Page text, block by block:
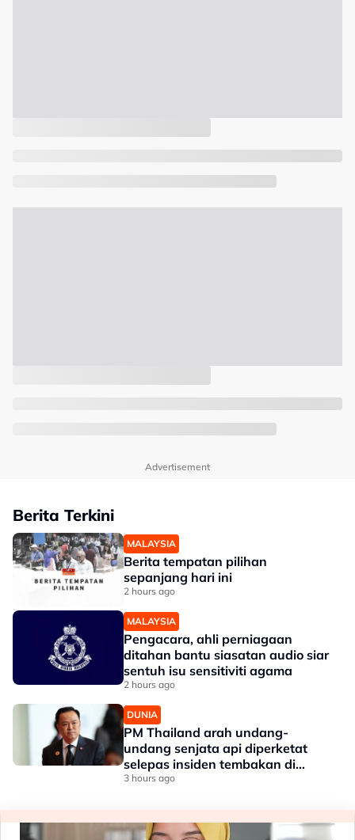
Advertisement
Berita Terkini
MALAYSIA
Berita tempatan pilihan
sepanjang hari ini
2 hours ago
MALAYSIA
Pengacara, ahli perniagaan
ditahan bantu siasatan audio siar
sentuh isu sensitiviti agama
2 hours ago
DUNIA
PM Thailand arah undang-
undang senjata api diperketat
selepas insiden tembakan di
sekolah
3 hours ago